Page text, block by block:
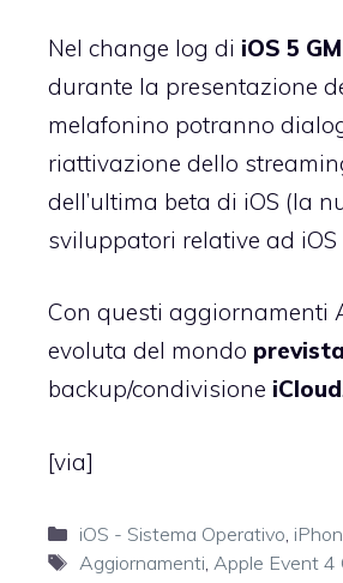
Nel change log di iOS 5 GM
durante la presentazione
melafonino potranno
riattivazione dello
dell’ultima beta di iOS (la
sviluppatori relative ad iOS
Con questi aggiornamenti
evoluta del mondo
backup/condivisione iCloud.
[via]
Categorie
iOS - Sistema Operativo,
Tag
Aggiornamenti, Apple Event 4